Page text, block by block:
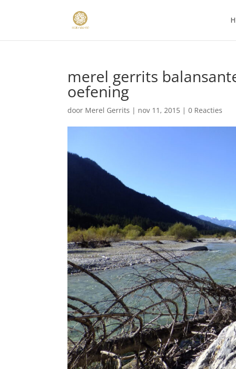
merel gerrits
oefening
door Merel Gerrits | nov 11, 2015 |0 Reacties